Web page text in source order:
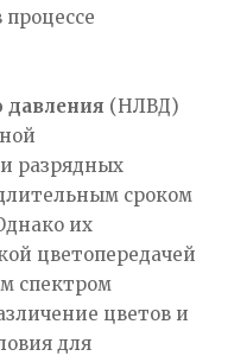
(НЛВД)
разрядных
сроком
их
цветопередачей
спектром
цветов и
для